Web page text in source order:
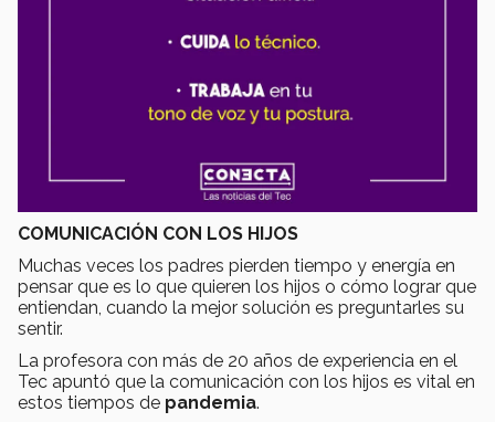
COMUNICACIÓN CON LOS HIJOS
Muchas veces los padres pierden tiempo y energía en
pensar que es lo que quieren los hijos o cómo lograr que
entiendan, cuando la mejor solución es preguntarles su
sentir.
La profesora con más de 20 años de experiencia en el
Tec apuntó que la comunicación con los hijos es vital en
estos tiempos de pandemia.